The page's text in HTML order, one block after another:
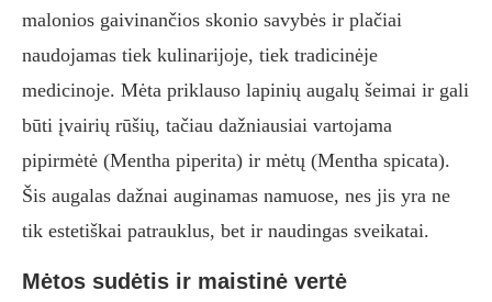
malonios gaivinančios skonio savybės ir plačiai
naudojamas tiek kulinarijoje, tiek tradicinėje
medicinoje. Mėta priklauso lapinių augalų šeimai ir gali
būti įvairių rūšių, tačiau dažniausiai vartojama
pipirmėtė (Mentha piperita) ir mėtų (Mentha spicata).
Šis augalas dažnai auginamas namuose, nes jis yra ne
tik estetiškai patrauklus, bet ir naudingas sveikatai.
Mėtos sudėtis ir maistinė vertė